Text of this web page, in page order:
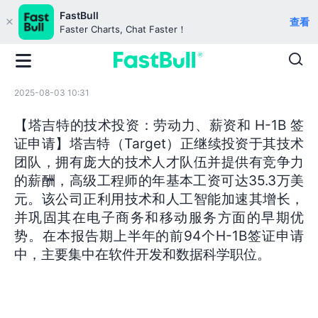
FastBull
Faster Charts, Chat Faster！
查看
2025-08-03 10:31
【塔吉特的技术投资：劳动力、薪资和 H-1B 签
证申请】塔吉特（Target）正继续投资于其技术
团队，拥有庞大的技术人才队伍并提供有竞争力
的薪酬，高级工程师的年基本工资可达35.3万美
元。该公司正利用技术和人工智能加速其增长，
并巩固其在电子商务和移动服务方面的早期优
势。在本报告期上半年的前94个H-1B签证申请
中，主要集中在软件开发和数据科学职位。